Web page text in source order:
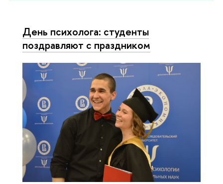
День психолога: студенты
поздравляют с праздником